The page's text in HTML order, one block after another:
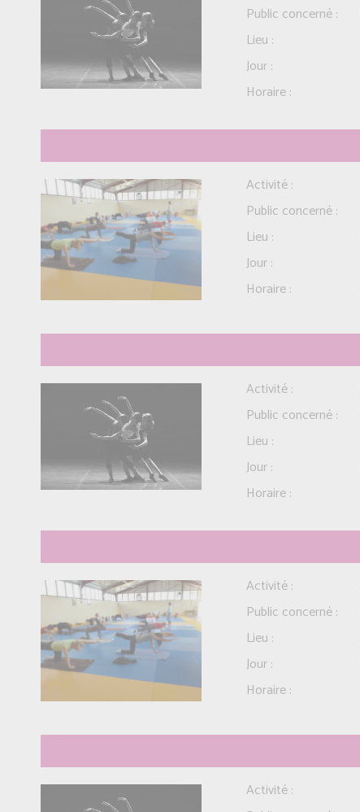
Public concerné :
Lieu :
Jour :
Horaire :
Activité :
Public concerné :
Lieu :
Jour :
Horaire :
Activité :
Public concerné :
Lieu :
Jour :
Horaire :
Activité :
Public concerné :
Lieu :
Jour :
Horaire :
Activité :